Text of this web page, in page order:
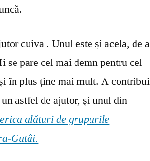
cuiva . Unul este și acela, de a
se pare cel mai demn pentru cel
în plus ține mai mult. A contribui
astfel de ajutor, și unul din
alături de grupurile
Gutâi.